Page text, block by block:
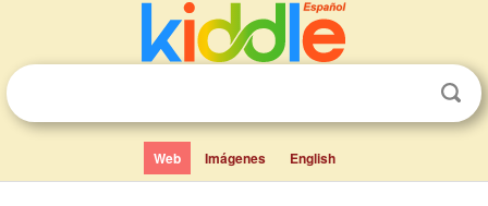
Web Imágenes English